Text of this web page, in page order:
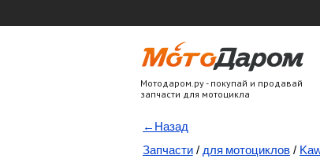
Мотодаром.ру - покупай и продавай
запчасти для мотоцикла
←Назад
Запчасти / для мотоциклов /